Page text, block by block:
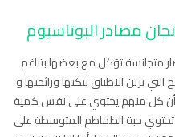
مصادر البوتاسيوم
متجانسة تؤكل مع بعضها بتناغم
تزين الاطباق بنكتها ورائحتها و
أن كل منهم يحتوي على نفس كمية
100 غم الواحد. إذ تحتوي حبة الطماطم المتوسطة على